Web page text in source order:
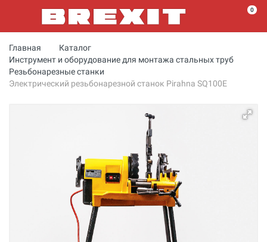
0
Главная
Каталог
Инструмент и оборудование для монтажа стальных труб
Резьбонарезные станки
Электрический резьбонарезной станок Pirahna SQ100E